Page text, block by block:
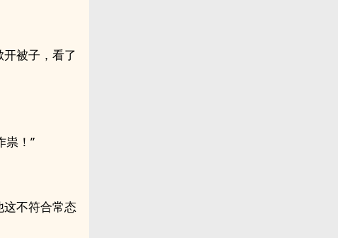
被子，看了
祟！”
这不符合常态